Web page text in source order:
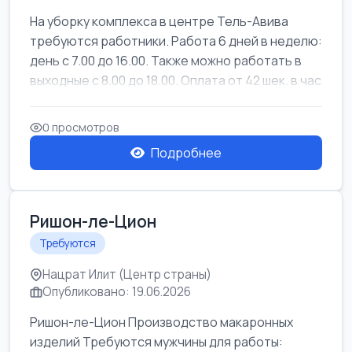
На уборку комплекса в центре Тель-Авива
требуются работники. Работа 6 дней в неделю:
день с 7.00 до 16.00. Также можно работать в
выходные с 8.00 до 18.00. Оплата от 42 шек. в час
0 просмотров
Подробнее
Ришон-ле-Цион
Требуются
Нацрат Илит (Центр страны)
Опубликовано: 19.06.2026
Ришон-ле-Цион Производство макаронных
изделий Требуются мужчины для работы: